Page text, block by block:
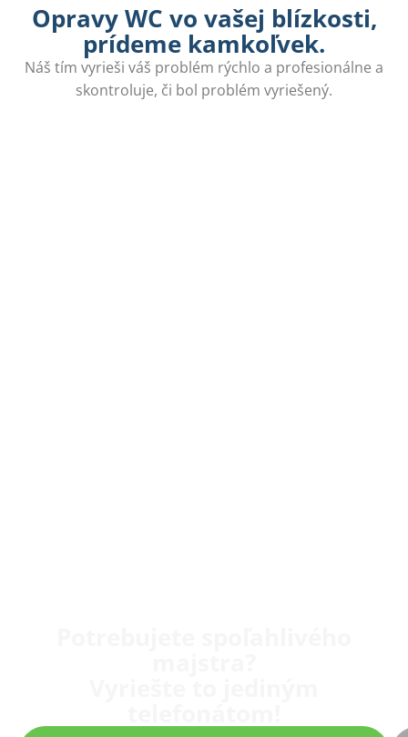
Opravy WC vo vašej blízkosti,
prídeme kamkoľvek.
Náš tím vyrieši váš problém rýchlo a profesionálne a
skontroluje, či bol problém vyriešený.